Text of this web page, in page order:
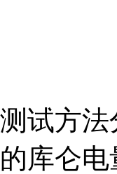
试方
库仑